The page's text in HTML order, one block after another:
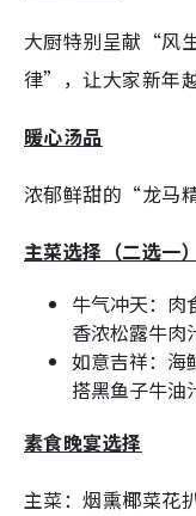
大厨特别呈献“风
律”，让大家新年越
暖心汤品
浓郁鲜甜的“龙马
主菜选择（二选一）
牛气冲天：肉
香浓松露牛肉
如意吉祥：海
搭黑鱼子牛油
素食晚宴选择
主菜：烟熏椰菜花